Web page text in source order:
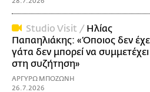
Studio Visit / Ηλίας
Παπαηλιάκης: «Όποιος δεν
γάτα δεν μπορεί να συμμετέχει
στη συζήτηση»
ΑΡΓΥΡΩ ΜΠΟΖΩΝΗ
26.7.2026